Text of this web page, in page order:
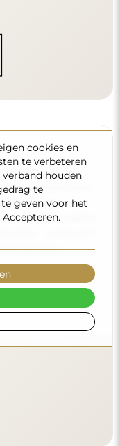
Voor een
een leveringsservice
rechtstreeks in uw
tot 80×120 cm of
producten kan
zoals het openen
bij de bestelling
niet binnen in
cookies en
te verbeteren
houden
te
geven voor het